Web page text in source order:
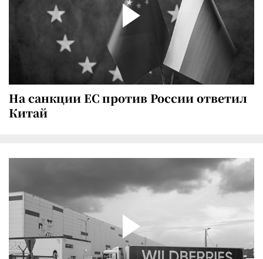
На санкции ЕС против России ответил
Китай